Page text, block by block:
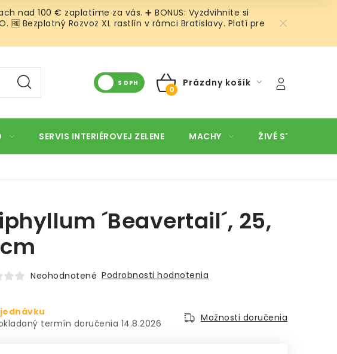
nad 100 € zaplatíme za vás. ➕ BONUS: Vyzdvihnite si
🆓 Bezplatný Rozvoz XL rastlín v rámci Bratislavy. Platí pre
S DPH
NÁKUPNÝ
Prázdny košík
SERVIS INTERIÉROVEJ ZELENE MACHY ŽIVÉ STENY
´Beavertail´, 25,
Neohodnotené Podrobnosti hodnotenia
14.8.2026
Možnosti doručenia